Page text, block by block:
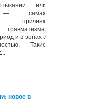
или
— самая
причина
травматизма,
и в зонах с
Такие
новое в